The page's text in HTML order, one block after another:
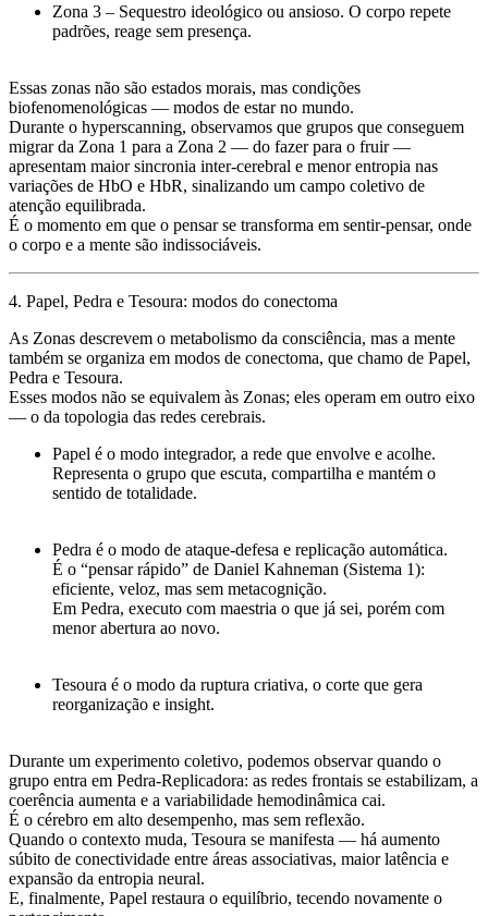
Zona 3 – Sequestro ideológico ou ansioso. O corpo repete
padrões, reage sem presença.
Essas zonas não são estados morais, mas condições
biofenomenológicas — modos de estar no mundo.
Durante o hyperscanning, observamos que grupos que conseguem
migrar da Zona 1 para a Zona 2 — do fazer para o fruir —
apresentam maior sincronia inter-cerebral e menor entropia nas
variações de HbO e HbR, sinalizando um campo coletivo de
atenção equilibrada.
É o momento em que o pensar se transforma em sentir-pensar, onde
o corpo e a mente são indissociáveis.
4. Papel, Pedra e Tesoura: modos do conectoma
As Zonas descrevem o metabolismo da consciência, mas a mente
também se organiza em modos de conectoma, que chamo de Papel,
Pedra e Tesoura.
Esses modos não se equivalem às Zonas; eles operam em outro eixo
— o da topologia das redes cerebrais.
Papel é o modo integrador, a rede que envolve e acolhe.
Representa o grupo que escuta, compartilha e mantém o
sentido de totalidade.
Pedra é o modo de ataque-defesa e replicação automática.
É o “pensar rápido” de Daniel Kahneman (Sistema 1):
eficiente, veloz, mas sem metacognição.
Em Pedra, executo com maestria o que já sei, porém com
menor abertura ao novo.
Tesoura é o modo da ruptura criativa, o corte que gera
reorganização e insight.
Durante um experimento coletivo, podemos observar quando o
grupo entra em Pedra-Replicadora: as redes frontais se estabilizam, a
coerência aumenta e a variabilidade hemodinâmica cai.
É o cérebro em alto desempenho, mas sem reflexão.
Quando o contexto muda, Tesoura se manifesta — há aumento
súbito de conectividade entre áreas associativas, maior latência e
expansão da entropia neural.
E, finalmente, Papel restaura o equilíbrio, tecendo novamente o